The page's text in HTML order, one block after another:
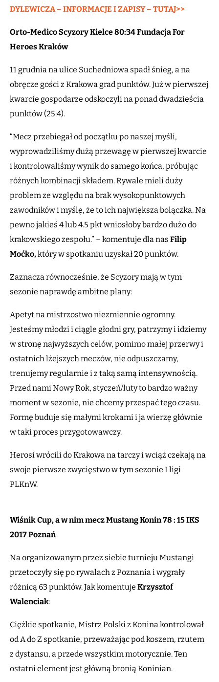
DYLEWICZA – INFORMACJE I ZAPISY – TUTAJ>>
Orto-Medico Scyzory Kielce 80:34 Fundacja For
Heroes Kraków
11 grudnia na ulice Suchedniowa spadł śnieg, a na
obręcze gości z Krakowa grad punktów. Już w pierwszej
kwarcie gospodarze odskoczyli na ponad dwadzieścia
punktów (25:4).
“Mecz przebiegał od początku po naszej myśli,
wyprowadziliśmy dużą przewagę w pierwszej kwarcie
i kontrolowaliśmy wynik do samego końca, próbując
różnych kombinacji składem. Rywale mieli duży
problem ze względu na brak wysokopunktowych
zawodników i myślę, że to ich największa bolączka. Na
pewno jakieś 4 lub 4.5 pkt wniosłoby bardzo dużo do
krakowskiego zespołu.” – komentuje dla nas Filip
Moćko,który w spotkaniu uzyskał 20 punktów.
Zaznacza równocześnie, że Scyzory mają w tym
sezonie naprawdę ambitne plany:
Apetyt na mistrzostwo niezmiennie ogromny.
Jesteśmy młodzi i ciągle głodni gry, patrzymy i idziemy
w stronę najwyższych celów, pomimo małej przerwy i
ostatnich lżejszych meczów, nie odpuszczamy,
trenujemy regularnie i z taką samą intensywnością.
Przed nami Nowy Rok, styczeń/luty to bardzo ważny
moment w sezonie, nie chcemy przespać tego czasu.
Formę buduje się małymi krokami i ja wierzę głównie
w taki proces przygotowawczy.
Herosi wrócili do Krakowa na tarczy i wciąż czekają na
swoje pierwsze zwycięstwo w tym sezonie I ligi
PLKnW.
Wiśnik Cup, a w nim mecz Mustang Konin 78 : 15 IKS
2017 Poznań
Na organizowanym przez siebie turnieju Mustangi
przetoczyły się po rywalach z Poznania i wygrały
różnicą 63 punktów. Jak komentuje Krzysztof
Walenciak:
Ciężkie spotkanie, Mistrz Polski z Konina kontrolował
od A do Z spotkanie, przeważając pod koszem, rzutem
z dystansu, a przede wszystkim motorycznie. Ten
ostatni element jest główną bronią Koninian.